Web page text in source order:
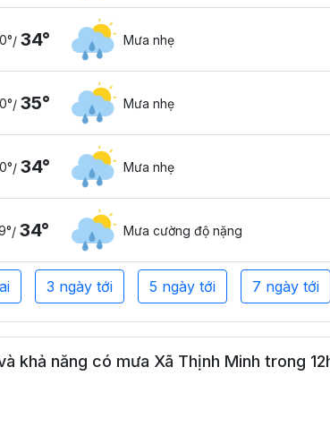
/ 34° Mưa nhẹ
/ 35° Mưa nhẹ
/ 34° Mưa nhẹ
/ 34° Mưa cường độ nặng
3 ngày tới 5 ngày tới 7 ngày tới
khả năng có mưa Xã Thịnh Minh trong